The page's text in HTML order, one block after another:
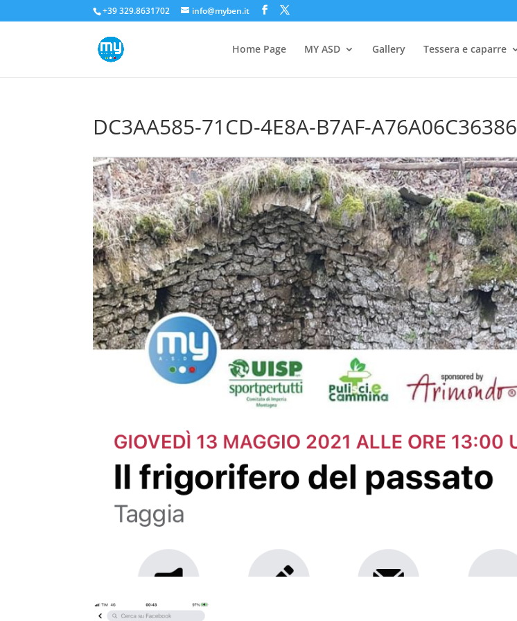
+39 329.8631702 info@myben.it
Home Page MY ASD Gallery Tessera e caparre
DC3AA585-71CD-4E8A-B7AF-A76A06C36386